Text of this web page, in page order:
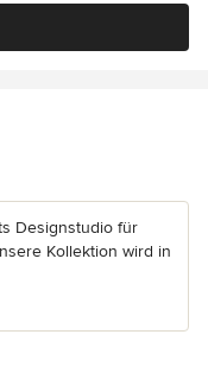
Designstudio für
Kollektion wird in